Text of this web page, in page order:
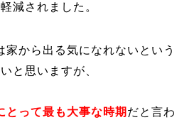
減されました。
家から出る気になれないという
と思いますが、
とって最も大事な時期だと言わ